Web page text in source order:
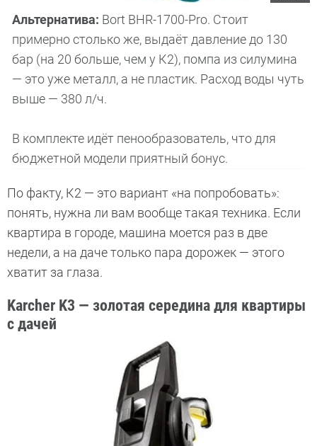
Альтернатива: Bort BHR-1700-Pro. Стоит
примерно столько же, выдаёт давление до 130
бар (на 20 больше, чем у К2), помпа из силумина
— это уже металл, а не пластик. Расход воды чуть
выше — 380 л/ч.
В комплекте идёт пенообразователь, что для
бюджетной модели приятный бонус.
По факту, К2 — это вариант «на попробовать»:
понять, нужна ли вам вообще такая техника. Если
квартира в городе, машина моется раз в две
недели, а на даче только пара дорожек — этого
хватит за глаза.
Karcher K3 — золотая середина для квартиры
с дачей